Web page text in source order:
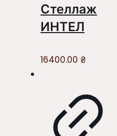
Стеллаж
ИНТЕЛ
16400.00 ₴